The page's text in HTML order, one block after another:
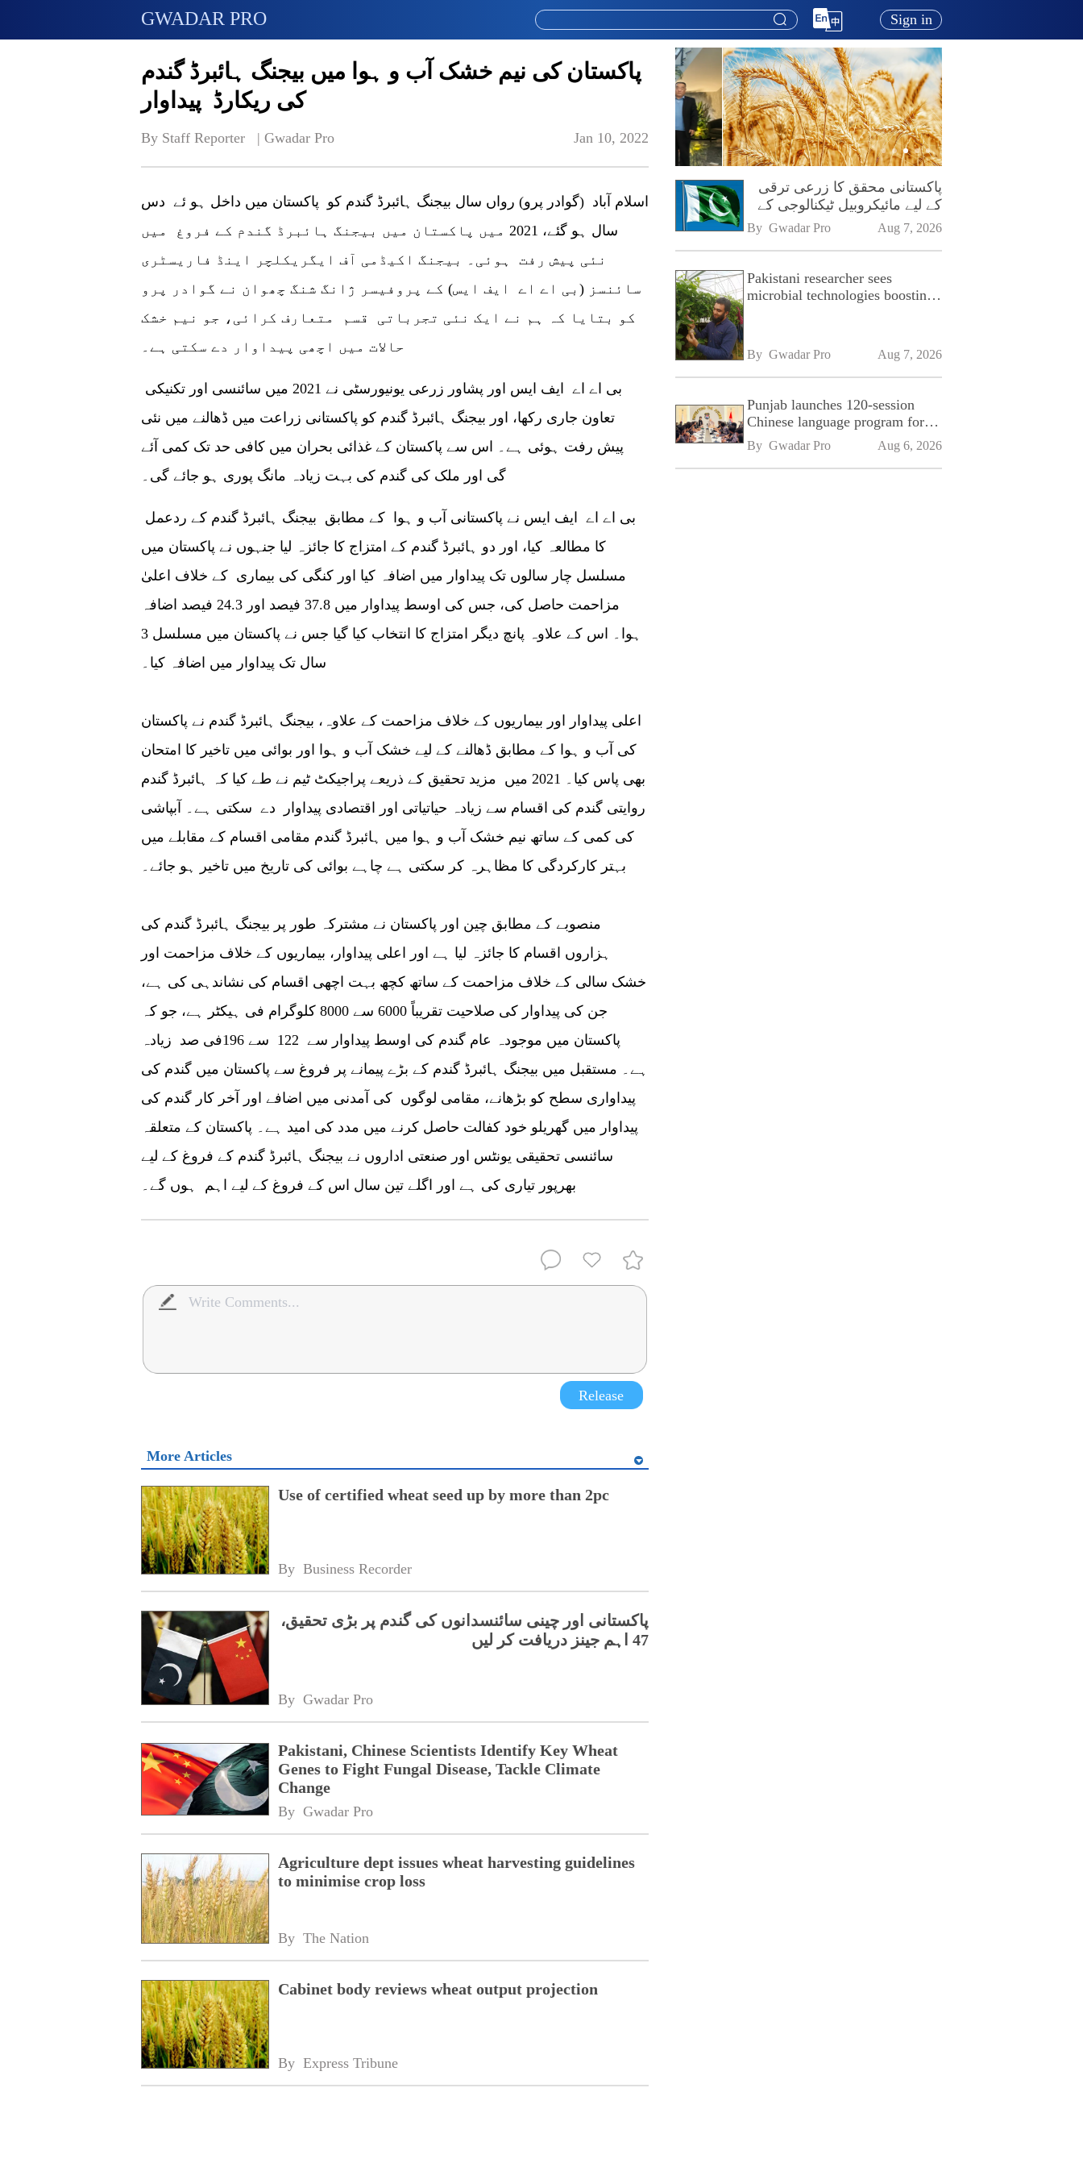
GWADAR PRO Sign in
پاکستان کی نیم خشک آب و ہوا میں بیجنگ ہائبرڈ گندم
کی ریکارڈ پیداوار
By Staff Reporter   | Gwadar Pro Jan 10, 2022
اسلام آباد (گوادر پرو) رواں سال بیجنگ ہائبرڈ گندم کو پاکستان میں داخل ہو ئے دس
سال ہو گئے، 2021 میں پاکستان میں بیجنگ ہائبرڈ گندم کے فروغ میں
نئی پیش رفت ہوئی۔ بیجنگ اکیڈمی آف ایگریکلچر اینڈ فاریسٹری
سائنسز (بی اے اے ایف ایس) کے پروفیسر ژانگ شنگ چھوان نے گوادر پرو
کو بتایا کہ ہم نے ایک نئی تجرباتی قسم متعارف کرائی، جو نیم خشک
حالات میں اچھی پیداوار دے سکتی ہے۔
تعاون جاری رکھا، اور بیجنگ ہائبرڈ گندم کو پاکستانی زراعت میں ڈھالنے میں نئی
پیش رفت ہوئی ہے۔ اس سے پاکستان کے غذائی بحران میں کافی حد تک کمی آئے
گی اور ملک کی گندم کی بہت زیادہ مانگ پوری ہو جائے گی۔
کا مطالعہ کیا، اور دو ہائبرڈ گندم کے امتزاج کا جائزہ لیا جنہوں نے پاکستان میں
مسلسل چار سالوں تک پیداوار میں اضافہ کیا اور کنگی کی بیماری کے خلاف اعلیٰ
مزاحمت حاصل کی، جس کی اوسط پیداوار میں 37.8 فیصد اور 24.3 فیصد اضافہ
ہوا۔ اس کے علاوہ پانچ دیگر امتزاج کا انتخاب کیا گیا جس نے پاکستان میں مسلسل 3
سال تک پیداوار میں اضافہ کیا۔
اعلی پیداوار اور بیماریوں کے خلاف مزاحمت کے علاوہ، بیجنگ ہائبرڈ گندم نے پاکستان
کی آب و ہوا کے مطابق ڈھالنے کے لیے خشک آب و ہوا اور بوائی میں تاخیر کا امتحان
بھی پاس کیا۔ 2021 میں مزید تحقیق کے ذریعے پراجیکٹ ٹیم نے طے کیا کہ ہائبرڈ گندم
روایتی گندم کی اقسام سے زیادہ حیاتیاتی اور اقتصادی پیداوار دے سکتی ہے۔ آبپاشی
کی کمی کے ساتھ نیم خشک آب و ہوا میں ہائبرڈ گندم مقامی اقسام کے مقابلے میں
بہتر کارکردگی کا مظاہرہ کر سکتی ہے چاہے بوائی کی تاریخ میں تاخیر ہو جائے۔
منصوبے کے مطابق چین اور پاکستان نے مشترکہ طور پر بیجنگ ہائبرڈ گندم کی
ہزاروں اقسام کا جائزہ لیا ہے اور اعلی پیداوار، بیماریوں کے خلاف مزاحمت اور
خشک سالی کے خلاف مزاحمت کے ساتھ کچھ بہت اچھی اقسام کی نشاندہی کی ہے،
جن کی پیداوار کی صلاحیت تقریباً 6000 سے 8000 کلوگرام فی ہیکٹر ہے، جو کہ
پاکستان میں موجودہ عام گندم کی اوسط پیداوار سے 122 سے 196فی صد زیادہ
ہے۔ مستقبل میں بیجنگ ہائبرڈ گندم کے بڑے پیمانے پر فروغ سے پاکستان میں گندم کی
پیداواری سطح کو بڑھانے، مقامی لوگوں کی آمدنی میں اضافے اور آخر کار گندم کی
پیداوار میں گھریلو خود کفالت حاصل کرنے میں مدد کی امید ہے۔ پاکستان کے متعلقہ
سائنسی تحقیقی یونٹس اور صنعتی اداروں نے بیجنگ ہائبرڈ گندم کے فروغ کے لیے
بھرپور تیاری کی ہے اور اگلے تین سال اس کے فروغ کے لیے اہم ہوں گے۔
Release
More Articles
Use of certified wheat seed up by more than 2pc
By Business Recorder
پاکستانی اور چینی سائنسدانوں کی گندم پر بڑی تحقیق،
47 اہم جینز دریافت کر لیں
By Gwadar Pro
Pakistani, Chinese Scientists Identify Key Wheat
Genes to Fight Fungal Disease, Tackle Climate
Change
By Gwadar Pro
Agriculture dept issues wheat harvesting guidelines
to minimise crop loss
By The Nation
Cabinet body reviews wheat output projection
By Express Tribune
پاکستانی محقق کا زرعی ترقی
کے لیے مائیکروبیل ٹیکنالوجی کے
فروغ پر زور
By Gwadar Pro Aug 7, 2026
Pakistani researcher sees
microbial technologies boosting
By Gwadar Pro Aug 7, 2026
Punjab launches 120-session
Chinese language program for
SPU
By Gwadar Pro Aug 6, 2026